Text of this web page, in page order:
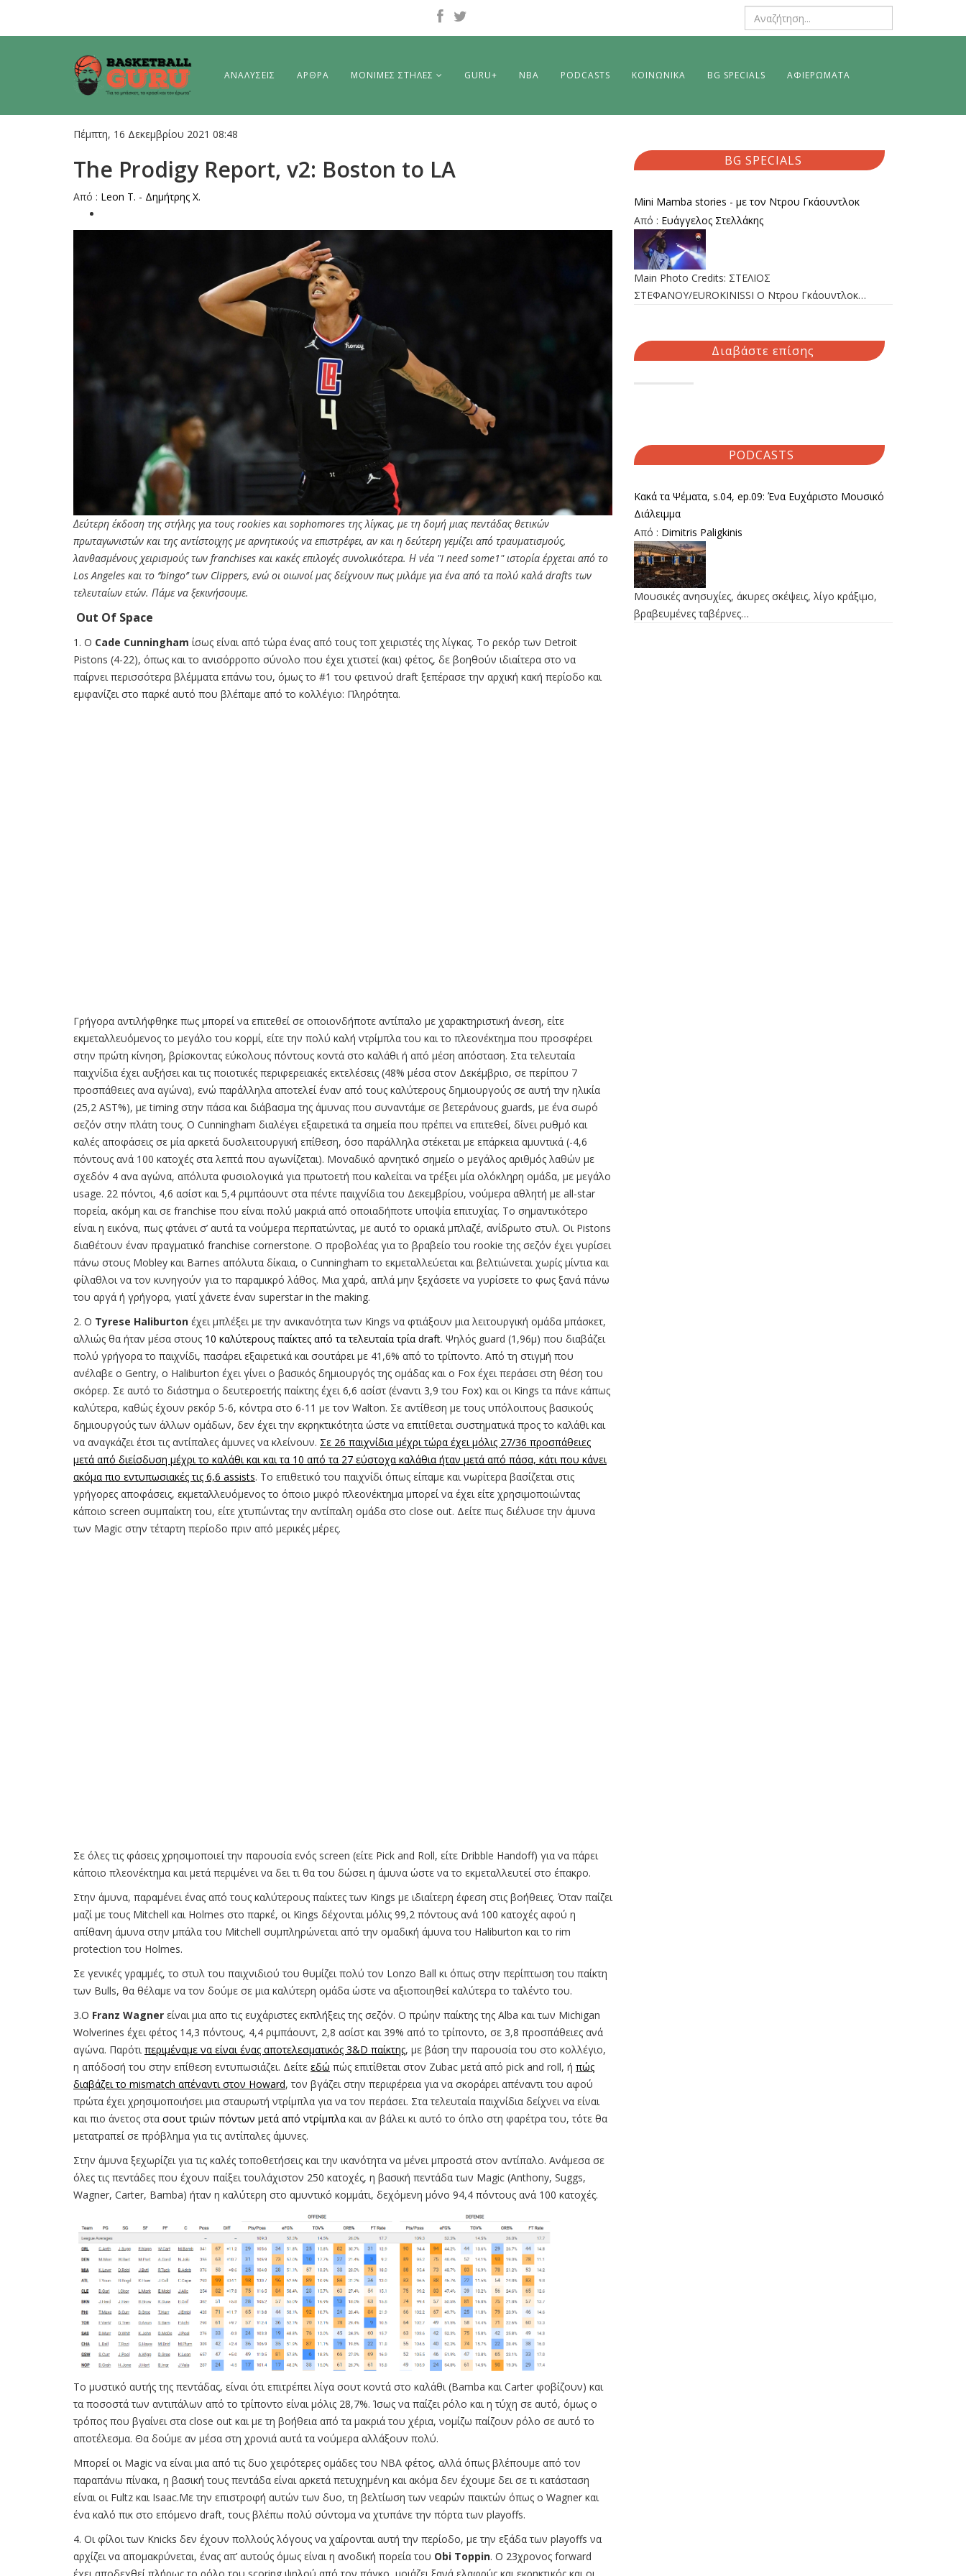
ΑΝΑΛΥΣΕΙΣ ΑΡΘΡΑ ΜΟΝΙΜΕΣ ΣΤΗΛΕΣ GURU+ NBA PODCASTS ΚΟΙΝΩΝΙΚΑ BG SPECIALS ΑΦΙΕΡΩΜΑΤΑ
Πέμπτη, 16 Δεκεμβρίου 2021 08:48
The Prodigy Report, v2: Boston to LA
Aπό : Leon T. - Δημήτρης Χ.
Δεύτερη έκδοση της στήλης για τους rookies και sophomores της λίγκας, με τη δομή μιας πεντάδας θετικών
πρωταγωνιστών και της αντίστοιχης με αρνητικούς να επιστρέφει, αν και η δεύτερη γεμίζει από τραυματισμούς,
λανθασμένους χειρισμούς των franchises και κακές επιλογές συνολικότερα. Η νέα "I need some1" ιστορία έρχεται από το
Los Angeles και το ‘’bingo’’ των Clippers, ενώ οι οιωνοί μας δείχνουν πως μιλάμε για ένα από τα πολύ καλά drafts των
τελευταίων ετών. Πάμε να ξεκινήσουμε.
Out Of Space
1. O Cade Cunningham ίσως είναι από τώρα ένας από τους τοπ χειριστές της λίγκας. Το ρεκόρ των Detroit
Pistons (4-22), όπως και το ανισόρροπο σύνολο που έχει χτιστεί (και) φέτος, δε βοηθούν ιδιαίτερα στο να
παίρνει περισσότερα βλέμματα επάνω του, όμως το #1 του φετινού draft ξεπέρασε την αρχική κακή περίοδο και
εμφανίζει στο παρκέ αυτό που βλέπαμε από το κολλέγιο: Πληρότητα.
Γρήγορα αντιλήφθηκε πως μπορεί να επιτεθεί σε οποιονδήποτε αντίπαλο με χαρακτηριστική άνεση, είτε
εκμεταλλευόμενος το μεγάλο του κορμί, είτε την πολύ καλή ντρίμπλα του και το πλεονέκτημα που προσφέρει
στην πρώτη κίνηση, βρίσκοντας εύκολους πόντους κοντά στο καλάθι ή από μέση απόσταση. Στα τελευταία
παιχνίδια έχει αυξήσει και τις ποιοτικές περιφερειακές εκτελέσεις (48% μέσα στον Δεκέμβριο, σε περίπου 7
προσπάθειες ανα αγώνα), ενώ παράλληλα αποτελεί έναν από τους καλύτερους δημιουργούς σε αυτή την ηλικία
(25,2 AST%), με timing στην πάσα και διάβασμα της άμυνας που συναντάμε σε βετεράνους guards, με ένα σωρό
σεζόν στην πλάτη τους. Ο Cunningham διαλέγει εξαιρετικά τα σημεία που πρέπει να επιτεθεί, δίνει ρυθμό και
καλές αποφάσεις σε μία αρκετά δυσλειτουργική επίθεση, όσο παράλληλα στέκεται με επάρκεια αμυντικά (-4,6
πόντους ανά 100 κατοχές στα λεπτά που αγωνίζεται). Μοναδικό αρνητικό σημείο ο μεγάλος αριθμός λαθών με
σχεδόν 4 ανα αγώνα, απόλυτα φυσιολογικά για πρωτοετή που καλείται να τρέξει μία ολόκληρη ομάδα, με μεγάλο
usage. 22 πόντοι, 4,6 ασίστ και 5,4 ριμπάουντ στα πέντε παιχνίδια του Δεκεμβρίου, νούμερα αθλητή με all-star
πορεία, ακόμη και σε franchise που είναι πολύ μακριά από οποιαδήποτε υποψία επιτυχίας. Το σημαντικότερο
είναι η εικόνα, πως φτάνει σ’ αυτά τα νούμερα περπατώντας, με αυτό το οριακά μπλαζέ, ανίδρωτο στυλ. Οι Pistons
διαθέτουν έναν πραγματικό franchise cornerstone. Ο προβολέας για το βραβείο του rookie της σεζόν έχει γυρίσει
πάνω στους Mobley και Barnes απόλυτα δίκαια, ο Cunningham το εκμεταλλεύεται και βελτιώνεται χωρίς μίντια και
φίλαθλοι να τον κυνηγούν για το παραμικρό λάθος. Μια χαρά, απλά μην ξεχάσετε να γυρίσετε το φως ξανά πάνω
του αργά ή γρήγορα, γιατί χάνετε έναν superstar in the making.
2. O Tyrese Haliburton έχει μπλέξει με την ανικανότητα των Kings να φτιάξουν μια λειτουργική ομάδα μπάσκετ,
αλλιώς θα ήταν μέσα στους 10 καλύτερους παίκτες από τα τελευταία τρία draft. Ψηλός guard (1,96μ) που διαβάζει
πολύ γρήγορα το παιχνίδι, πασάρει εξαιρετικά και σουτάρει με 41,6% από το τρίποντο. Από τη στιγμή που
ανέλαβε ο Gentry, o Haliburton έχει γίνει ο βασικός δημιουργός της ομάδας και ο Fox έχει περάσει στη θέση του
σκόρερ. Σε αυτό το διάστημα ο δευτεροετής παίκτης έχει 6,6 ασίστ (έναντι 3,9 του Fox) και οι Kings τα πάνε κάπως
καλύτερα, καθώς έχουν ρεκόρ 5-6, κόντρα στο 6-11 με τον Walton. Σε αντίθεση με τους υπόλοιπους βασικούς
δημιουργούς των άλλων ομάδων, δεν έχει την εκρηκτικότητα ώστε να επιτίθεται συστηματικά προς το καλάθι και
να αναγκάζει έτσι τις αντίπαλες άμυνες να κλείνουν. Σε 26 παιχνίδια μέχρι τώρα έχει μόλις 27/36 προσπάθειες
μετά από διείσδυση μέχρι το καλάθι και και τα 10 από τα 27 εύστοχα καλάθια ήταν μετά από πάσα, κάτι που κάνει
ακόμα πιο εντυπωσιακές τις 6,6 assists. Το επιθετικό του παιχνίδι όπως είπαμε και νωρίτερα βασίζεται στις
γρήγορες αποφάσεις, εκμεταλλευόμενος το όποιο μικρό πλεονέκτημα μπορεί να έχει είτε χρησιμοποιώντας
κάποιο screen συμπαίκτη του, είτε χτυπώντας την αντίπαλη ομάδα στο close out. Δείτε πως διέλυσε την άμυνα
των Magic στην τέταρτη περίοδο πριν από μερικές μέρες.
Σε όλες τις φάσεις χρησιμοποιεί την παρουσία ενός screen (είτε Pick and Roll, είτε Dribble Handoff) για να πάρει
κάποιο πλεονέκτημα και μετά περιμένει να δει τι θα του δώσει η άμυνα ώστε να το εκμεταλλευτεί στο έπακρο.
Στην άμυνα, παραμένει ένας από τους καλύτερους παίκτες των Kings με ιδιαίτερη έφεση στις βοήθειες. Όταν παίζει
μαζί με τους Mitchell και Holmes στο παρκέ, οι Kings δέχονται μόλις 99,2 πόντους ανά 100 κατοχές αφού η
απίθανη άμυνα στην μπάλα του Mitchell συμπληρώνεται από την ομαδική άμυνα του Haliburton και το rim
protection του Holmes.
Σε γενικές γραμμές, το στυλ του παιχνιδιού του θυμίζει πολύ τον Lonzo Ball κι όπως στην περίπτωση του παίκτη
των Bulls, θα θέλαμε να τον δούμε σε μια καλύτερη ομάδα ώστε να αξιοποιηθεί καλύτερα το ταλέντο του.
3.Ο Franz Wagner είναι μια απο τις ευχάριστες εκπλήξεις της σεζόν. O πρώην παίκτης της Alba και των Michigan
Wolverines έχει φέτος 14,3 πόντους, 4,4 ριμπάουντ, 2,8 ασίστ και 39% από το τρίποντο, σε 3,8 προσπάθειες ανά
αγώνα. Παρότιπεριμέναμε να είναι ένας αποτελεσματικός 3&D παίκτης, με βάση την παρουσία του στο κολλέγιο,
η απόδοσή του στην επίθεση εντυπωσιάζει. Δείτε εδώ πώς επιτίθεται στον Zubac μετά από pick and roll, ή πώς
διαβάζει το mismatch απέναντι στον Howard, τον βγάζει στην περιφέρεια για να σκοράρει απέναντι του αφού
πρώτα έχει χρησιμοποιήσει μια σταυρωτή ντρίμπλα για να τον περάσει. Στα τελευταία παιχνίδια δείχνει να είναι
και πιο άνετος στα σουτ τριών πόντων μετά από ντρίμπλα και αν βάλει κι αυτό το όπλο στη φαρέτρα του, τότε θα
μετατραπεί σε πρόβλημα για τις αντίπαλες άμυνες.
Στην άμυνα ξεχωρίζει για τις καλές τοποθετήσεις και την ικανότητα να μένει μπροστά στον αντίπαλο. Ανάμεσα σε
όλες τις πεντάδες που έχουν παίξει τουλάχιστον 250 κατοχές, η βασική πεντάδα των Magic (Anthony, Suggs,
Wagner, Carter, Bamba) ήταν η καλύτερη στο αμυντικό κομμάτι, δεχόμενη μόνο 94,4 πόντους ανά 100 κατοχές.
To μυστικό αυτής της πεντάδας, είναι ότι επιτρέπει λίγα σουτ κοντά στο καλάθι (Bamba και Carter φοβίζουν) και
τα ποσοστά των αντιπάλων από το τρίποντο είναι μόλις 28,7%. Ίσως να παίζει ρόλο και η τύχη σε αυτό, όμως ο
τρόπος που βγαίνει στα close out και με τη βοήθεια από τα μακριά του χέρια, νομίζω παίζουν ρόλο σε αυτό το
αποτέλεσμα. Θα δούμε αν μέσα στη χρονιά αυτά τα νούμερα αλλάξουν πολύ.
Μπορεί οι Magic να είναι μια από τις δυο χειρότερες ομάδες του ΝΒΑ φέτος, αλλά όπως βλέπουμε από τον
παραπάνω πίνακα, η βασική τους πεντάδα είναι αρκετά πετυχημένη και ακόμα δεν έχουμε δει σε τι κατάσταση
είναι οι Fultz και Isaac.Με την επιστροφή αυτών των δυο, τη βελτίωση των νεαρών παικτών όπως ο Wagner και
ένα καλό πικ στο επόμενο draft, τους βλέπω πολύ σύντομα να χτυπάνε την πόρτα των playoffs.
4. Οι φίλοι των Knicks δεν έχουν πολλούς λόγους να χαίρονται αυτή την περίοδο, με την εξάδα των playoffs να
αρχίζει να απομακρύνεται, ένας απ’ αυτούς όμως είναι η ανοδική πορεία του Obi Toppin. O 23χρονος forward
BG SPECIALS
Mini Mamba stories - με τον Ντρου Γκάουντλοκ
Από : Ευάγγελος Στελλάκης
Main Photo Credits: ΣΤΕΛΙΟΣ
ΣΤΕΦΑΝΟΥ/EUROKINISSI Ο Ντρου Γκάουντλοκ…
Διαβάστε επίσης
PODCASTS
Κακά τα Ψέματα, s.04, ep.09: Ένα Ευχάριστο Μουσικό
Διάλειμμα
Από : Dimitris Paligkinis
Μουσικές ανησυχίες, άκυρες σκέψεις, λίγο κράξιμο,
βραβευμένες ταβέρνες…